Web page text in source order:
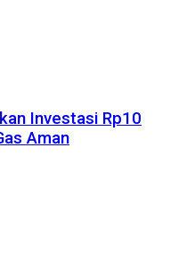
Investasi Rp10
Aman